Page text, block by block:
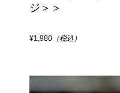
ジ＞＞
¥1,980（税込）